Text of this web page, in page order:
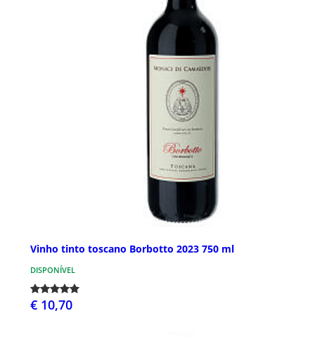
Vinho tinto toscano Borbotto 2023 750 ml
DISPONÍVEL
€ 10,70